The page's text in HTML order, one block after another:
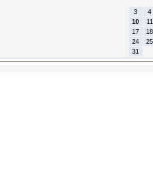
3
4
10
11
17
18
24
25
31